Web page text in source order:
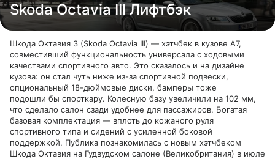
Skoda Octavia III Лифтбэк
Шкода Октавия 3 (Skoda Octavia III) — хэтчбек в кузове А7,
совместивший функциональность универсала с ходовыми
качествами спортивного авто. Это сказалось и на дизайне
кузова: он стал чуть ниже из-за спортивной подвески,
опциональный 18-дюймовые диски, бамперы тоже
подошли бы спорткару. Колесную базу увеличили на 102 мм,
что сделало салон сзади удобнее для пассажиров. Богатая
базовая комплектация — вплоть до кожаного руля
спортивного типа и сидений с усиленной боковой
поддержкой. Публика познакомилась с новым хэтчбеком
Шкода Октавия на Гудвудском салоне (Великобритания) в июле